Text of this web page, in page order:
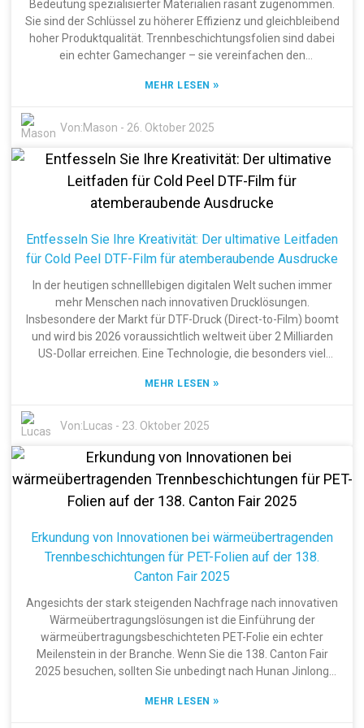
Bedeutung spezialisierter Materialien rasant zugenommen.
Sie sind der Schlüssel zu höherer Effizienz und gleichbleibend
hoher Produktqualität. Trennbeschichtungsfolien sind dabei
ein echter Gamechanger – sie vereinfachen den
Erwähnenswert ist die Hunan Jinlong New Material
diesem Bereich eine Vorreiterrolle einnimmt. Das
Unternehmen produziert und exportiert ein breites Spektrum
an Materialien, von Wärmeübertragungsmaterialien und PET-
Folien bis hin zu DTF-Folien und Schmelzpulvern. Mit
seinen Kunden. Das Hauptziel? Hochwertige Materialien
Ergebnissen verhelfen. In diesem Artikel beleuchten wir die
Vorteile von Trennbeschichtungsfolien, ihre praktischen
moderne Fertigung vorantreiben – und zeigen, welchen
Beitrag sie zur Branche leisten.
MEHR LESEN »
Von:Mason - 26. Oktober 2025
Entfesseln Sie Ihre Kreativität: Der ultimative Leitfaden
für Cold Peel DTF-Film für atemberaubende Ausdrucke
In der heutigen schnelllebigen digitalen Welt suchen immer
mehr Menschen nach innovativen Drucklösungen.
Insbesondere der Markt für DTF-Druck (Direct-to-Film) boomt
und wird bis 2026 voraussichtlich weltweit über 2 Milliarden
US-Dollar erreichen. Eine Technologie, die besonders viel
Gamechanger. Sie ermöglicht es Unternehmen, hochwertige,
Designs zu erstellen. Die Hunan Jinlong New Material
Technology Co., Ltd., ein Unternehmen, das seit 2004 besteht,
hat sich in diesem Bereich einen Namen gemacht. Mit ihren
Standorten in Dongguan und Hunan produziert und exportiert
sie diverse Materialien wie Transferfolien, PET-Folien, DTF-
Folien und Schmelzklebstoffpulver. Für kreative
Konkurrenz abheben wollen, ist es daher unerlässlich, die
Möglichkeiten von Cold Peel DTF-Folie, ihre korrekte
Anwendung und die Vorteile für Druckqualität und Effizienz
Technologie kann im heutigen Wettbewerbsumfeld den
entscheidenden Unterschied machen.
MEHR LESEN »
Von: Lucas - 23. Oktober 2025
Erkundung von Innovationen bei wärmeübertragenden
Trennbeschichtungen für PET-Folien auf der 138.
Canton Fair 2025
Angesichts der stark steigenden Nachfrage nach innovativen
Wärmeübertragungslösungen ist die Einführung der
wärmeübertragungsbeschichteten PET-Folie ein echter
Meilenstein in der Branche. Wenn Sie die 138. Canton Fair
2025 besuchen, sollten Sie unbedingt nach Hunan Jinlong
Unternehmen präsentiert dort seine neuesten Innovationen in
MEHR LESEN »